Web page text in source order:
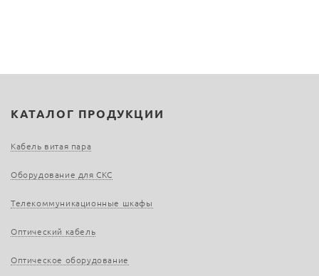
КАТАЛОГ ПРОДУКЦИИ
Кабель витая пара
Оборудование для СКС
Телекоммуникационные шкафы
Оптический кабель
Оптическое оборудование